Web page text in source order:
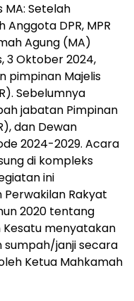
MA: Setelah
DPR, MPR
Agung (MA)
3 Oktober 2024,
pimpinan Majelis
Sebelumnya
jabatan Pimpinan
dan Dewan
2024-2029. Acara
di kompleks
ini
Rakyat
2020 tentang
menyatakan
janji secara
Ketua Mahkamah